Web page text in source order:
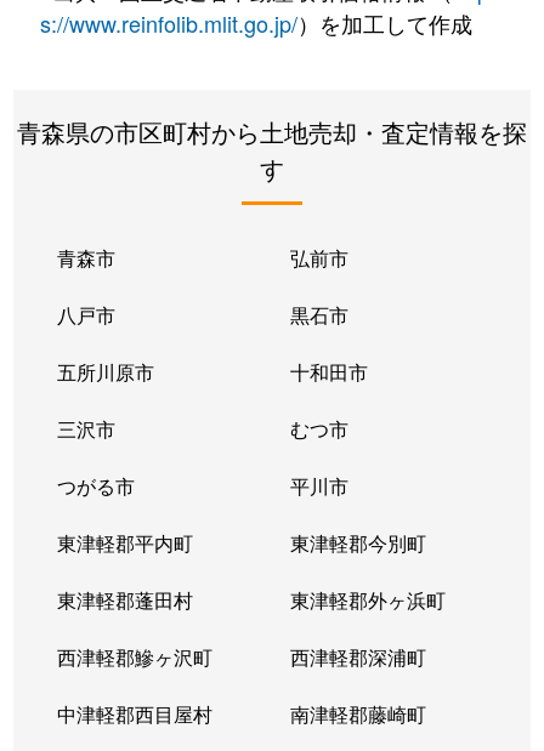
s://www.reinfolib.mlit.go.jp/）を加工して作成
青森県の市区町村から土地売却・査定情報を探
す
青森市 弘前市
八戸市 黒石市
五所川原市 十和田市
三沢市 むつ市
つがる市 平川市
東津軽郡平内町 東津軽郡今別町
東津軽郡蓬田村 東津軽郡外ヶ浜町
西津軽郡鰺ヶ沢町 西津軽郡深浦町
中津軽郡西目屋村 南津軽郡藤崎町